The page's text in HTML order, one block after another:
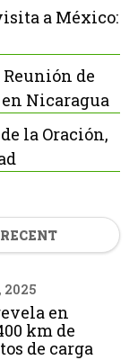
a México:
Reunión de
Nicaragua
la Oración,
RECENT
2025
en
km de
de carga